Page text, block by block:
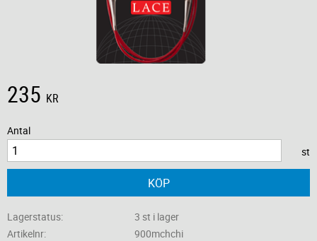
235 KR
Antal
st
KÖP
Lagerstatus
3 st i lager
Artikelnr
900mchchi